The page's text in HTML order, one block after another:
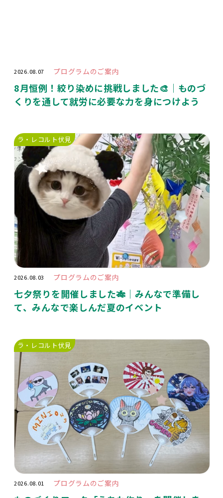
2026.08.07 プログラムのご案内
8月恒例！絞り染めに挑戦しました🎨｜ものづ
くりを通して就労に必要な力を身につけよう
ラ・レコルト伏見
2026.08.03 プログラムのご案内
七夕祭りを開催しました🎋｜みんなで準備し
て、みんなで楽しんだ夏のイベント
ラ・レコルト伏見
2026.08.01 プログラムのご案内